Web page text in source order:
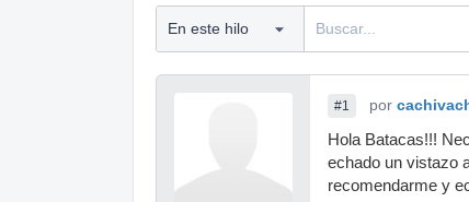
#1 por
Hola Batacas!!!
echado un vistazo
recomendarme y